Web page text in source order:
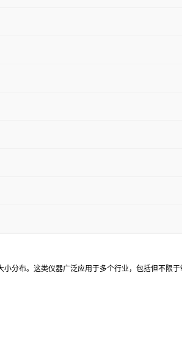
分布。这类仪器广泛应用于多个行业，包括但不限